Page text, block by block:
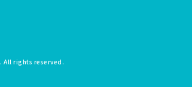
. All rights reserved.